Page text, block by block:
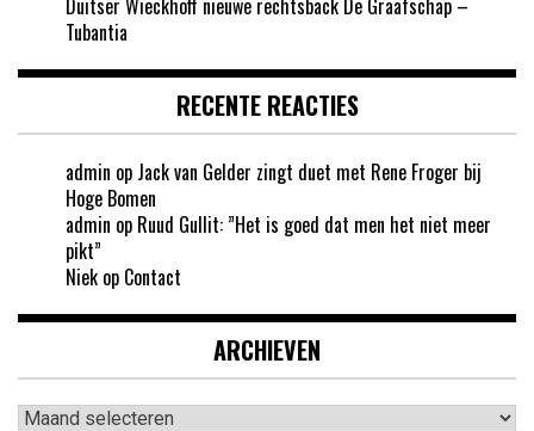
Tubantia
RECENTE REACTIES
admin op Jack van Gelder zingt duet met Rene Froger bij
Hoge Bomen
admin op Ruud Gullit: ”Het is goed dat men het niet meer
pikt”
Niek op Contact
ARCHIEVEN
Archieven